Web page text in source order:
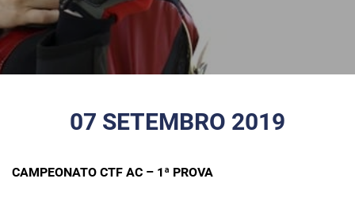
07 SETEMBRO 2019
CAMPEONATO CTF AC – 1ª PROVA